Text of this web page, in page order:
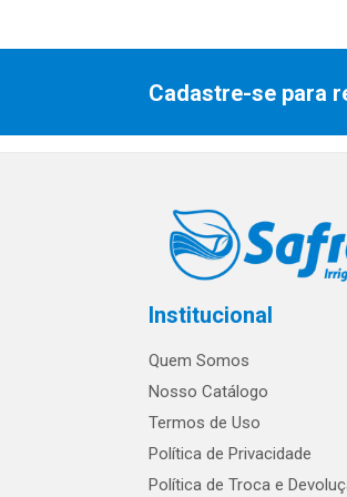
Cadastre-se para
Institucional
Quem Somos
Nosso Catálogo
Termos de Uso
Política de Privacidade
Política de Troca e